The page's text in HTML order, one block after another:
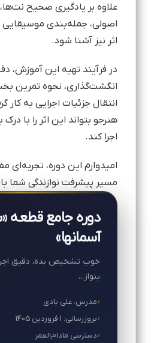
علاوه بر یادگیری صحیح
اصولی، جمله‌بندی موسیقایی
اثر نیز آشنا شود.
در فرآیند تهیه این آموزش،
انگشت‌گذاری، نحوه تمرین
انتقال جزئیات اجرایی به کار
هنرجو بتواند این اثر را با
اجرا کند.
امیدوارم این دوره، تجربه‌ای
مسیر پیشرفت نوازندگی شما
دوره جامع قطعه
آسمانها»
خوب تشخیص بده، دقیق
بنواز...
مدرس: علی بادی
بروزرسانی: 1 فروردین 1405
دسترسی مادام‌العمر